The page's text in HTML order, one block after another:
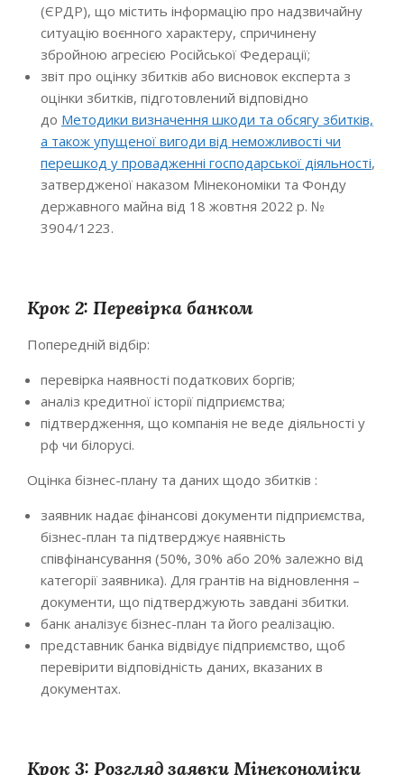
(ЄРДР), що містить інформацію про надзвичайну
ситуацію воєнного характеру, спричинену
збройною агресією Російської Федерації;
звіт про оцінку збитків або висновок експерта з
оцінки збитків, підготовлений відповідно
до Методики визначення шкоди та обсягу збитків,
а також упущеної вигоди від неможливості чи
перешкод у провадженні господарської діяльності,
затвердженої наказом Мінекономіки та Фонду
державного майна від 18 жовтня 2022 р. №
3904/1223.
Крок 2: Перевірка банком
Попередній відбір:
перевірка наявності податкових боргів;
аналіз кредитної історії підприємства;
підтвердження, що компанія не веде діяльності у
рф чи білорусі.
Оцінка бізнес-плану та даних щодо збитків :
заявник надає фінансові документи підприємства,
бізнес-план та підтверджує наявність
співфінансування (50%, 30% або 20% залежно від
категорії заявника)​. Для грантів на відновлення –
документи, що підтверджують завдані збитки.
банк аналізує бізнес-план та його реалізацію.
представник банка відвідує підприємство, щоб
перевірити відповідність даних, вказаних в
документах.
Крок 3: Розгляд заявки Мінекономіки